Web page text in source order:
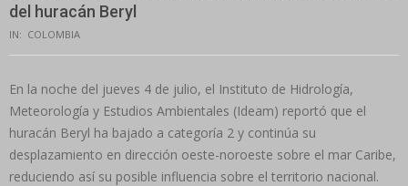
del huracán Beryl
IN: COLOMBIA
En la noche del jueves 4 de julio, el Instituto de Hidrología,
Meteorología y Estudios Ambientales (Ideam) reportó que el
huracán Beryl ha bajado a categoría 2 y continúa su
desplazamiento en dirección oeste-noroeste sobre el mar Caribe,
reduciendo así su posible influencia sobre el territorio nacional.